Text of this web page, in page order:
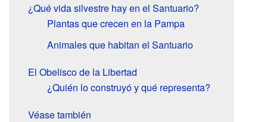
¿Qué vida silvestre hay en el Santuario?
Plantas que crecen en la Pampa
Animales que habitan el Santuario
El Obelisco de la Libertad
¿Quién lo construyó y qué representa?
Véase también